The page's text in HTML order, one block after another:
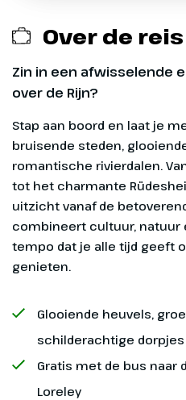
Over de reis
Zin in een afwisselende
over de Rijn?
Stap aan boord en laat je
bruisende steden,
romantische rivierdalen.
tot het charmante
uitzicht vanaf de
combineert cultuur, natuur
tempo dat je alle tijd geeft
genieten.
Glooiende heuvels,
schilderachtige dorpjes
Gratis met de bus naar
Loreley
Dag 1
Arnhem
het
ervoor
betalen)
Excursies (aan
Verzekeringen
Eventuele fooien
De vanaf-prijs is op